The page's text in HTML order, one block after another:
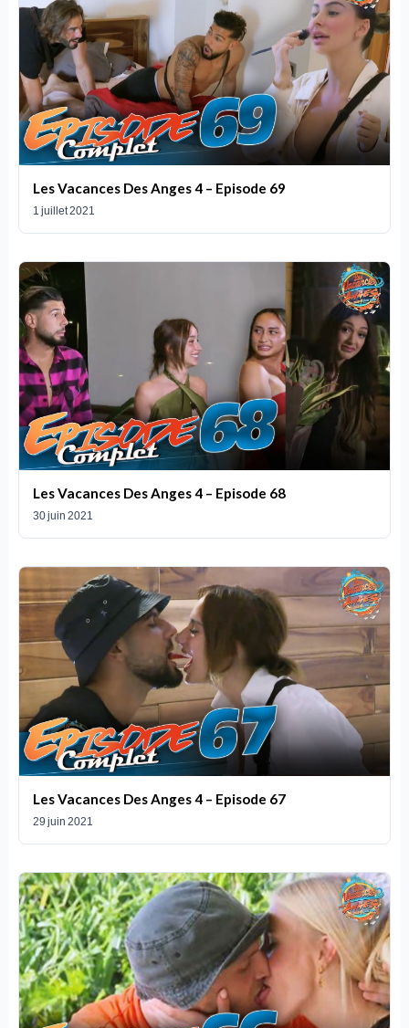
Les Vacances Des Anges 4 – Episode 69
1 juillet 2021
Les Vacances Des Anges 4 – Episode 68
30 juin 2021
Les Vacances Des Anges 4 – Episode 67
29 juin 2021